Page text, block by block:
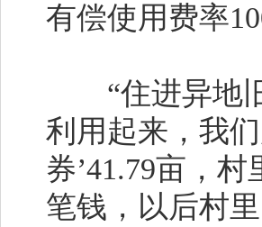
有偿使用费率
“住进异地旧
利用起来，我
券’41.79亩，
笔钱，以后村